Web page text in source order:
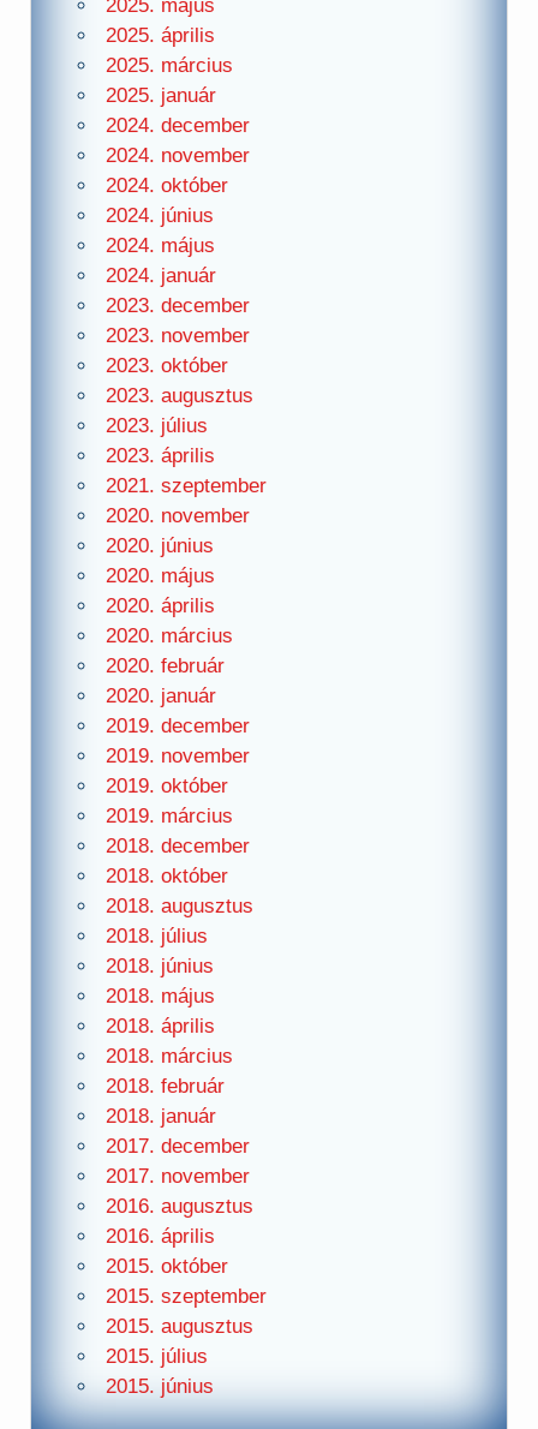
2025. május
2025. április
2025. március
2025. január
2024. december
2024. november
2024. október
2024. június
2024. május
2024. január
2023. december
2023. november
2023. október
2023. augusztus
2023. július
2023. április
2021. szeptember
2020. november
2020. június
2020. május
2020. április
2020. március
2020. február
2020. január
2019. december
2019. november
2019. október
2019. március
2018. december
2018. október
2018. augusztus
2018. július
2018. június
2018. május
2018. április
2018. március
2018. február
2018. január
2017. december
2017. november
2016. augusztus
2016. április
2015. október
2015. szeptember
2015. augusztus
2015. július
2015. június